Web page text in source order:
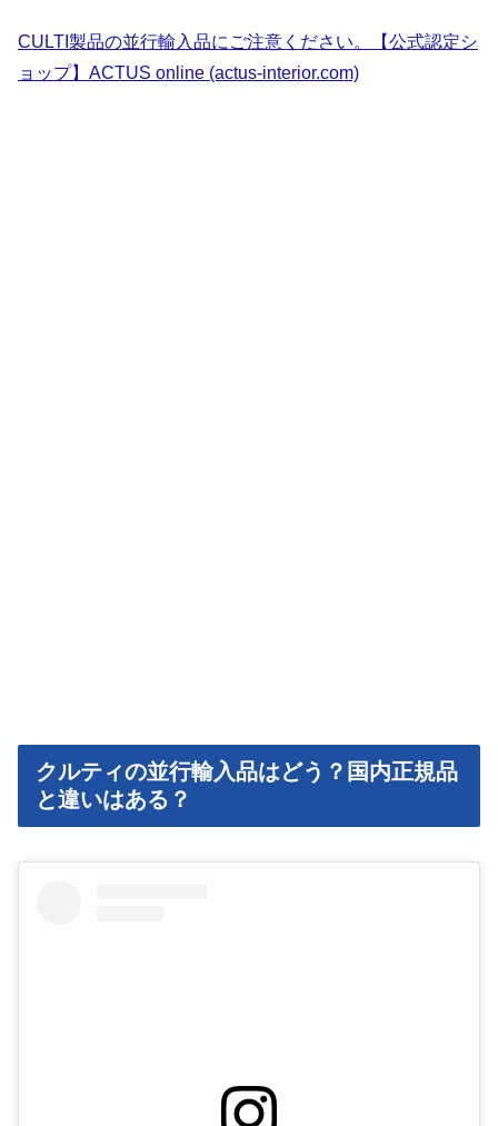
CULTI製品の並行輸入品にご注意ください。【公式認定シ
ョップ】ACTUS online (actus-interior.com)
クルティの並行輸入品はどう？国内正規品
と違いはある？